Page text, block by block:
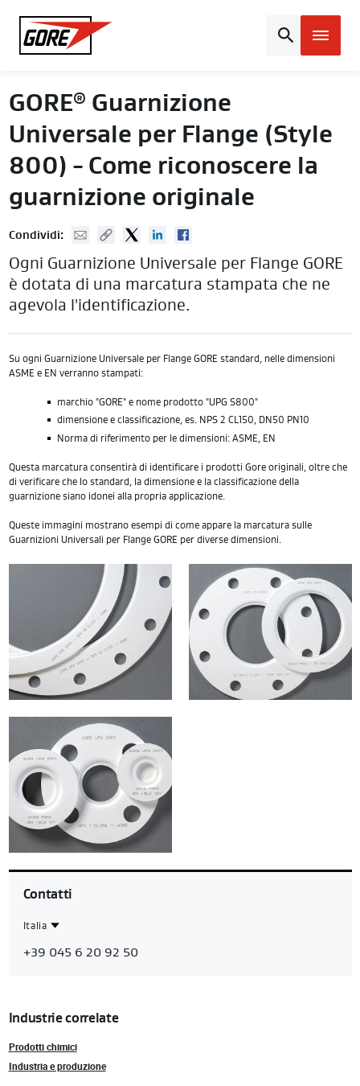
Gore
GORE® Guarnizione
Universale per Flange (Style
800) - Come riconoscere la
guarnizione originale
Condividi: Mail Copy URLTwitterLinked In
Ogni Guarnizione Universale per Flange GORE
è dotata di una marcatura stampata che ne
agevola l'identificazione.
Su ogni Guarnizione Universale per Flange GORE standard, nelle dimensioni
ASME e EN verranno stampati:
marchio "GORE" e nome prodotto "UPG S800"
dimensione e classificazione, es. NPS 2 CL150, DN50 PN10
Norma di riferimento per le dimensioni: ASME, EN
Questa marcatura consentirà di identificare i prodotti Gore originali, oltre che
di verificare che lo standard, la dimensione e la classificazione della
guarnizione siano idonei alla propria applicazione.
Queste immagini mostrano esempi di come appare la marcatura sulle
Guarnizioni Universali per Flange GORE per diverse dimensioni.
Contatti
Italia
Italia
+39 045 6 20 92 50
Industrie correlate
Prodotti chimici
Industria e produzione